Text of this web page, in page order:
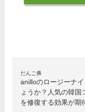
だんご鼻
anilloのロージーナ
ょうか？人気の韓
を修復する効果が期